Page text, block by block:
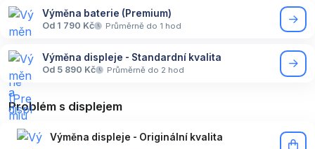
Výměna baterie (Premium)
Od 1 790 Kč Průměrně do 1 hod
Výměna displeje - Standardní kvalita
Od 5 890 Kč Průměrně do 2 hod
Problém s displejem
Výměna displeje - Originální kvalita